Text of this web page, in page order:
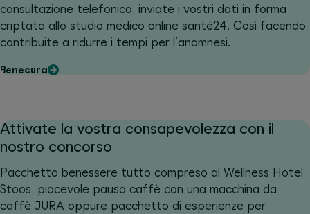
consultazione telefonica, inviate i vostri dati in forma
criptata allo studio medico online santé24. Così facendo
contribuite a ridurre i tempi per l’anamnesi.
Benecura
Attivate la vostra consapevolezza con il
nostro concorso
Pacchetto benessere tutto compreso al Wellness Hotel
Stoos, piacevole pausa caffè con una macchina da
caffè JURA oppure pacchetto di esperienze per